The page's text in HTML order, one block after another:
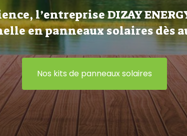
l’entreprise DIZAY
en panneaux solaires dès
Nos kits de panneaux solaires